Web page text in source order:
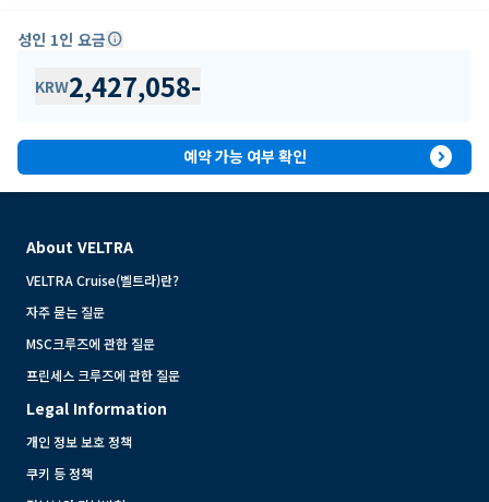
성인 1인 요금info
KRW2,427,058-
예약 가능 여부 확인 expand_circle_right
About VELTRA
VELTRA Cruise(벨트라)란?
자주 묻는 질문
MSC크루즈에 관한 질문
프린세스 크루즈에 관한 질문
Legal Information
개인 정보 보호 정책
쿠키 등 정책